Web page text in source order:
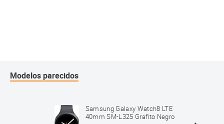
Modelos parecidos
Samsung Galaxy Watch8 LTE
40mm SM-L325 Grafito Negro